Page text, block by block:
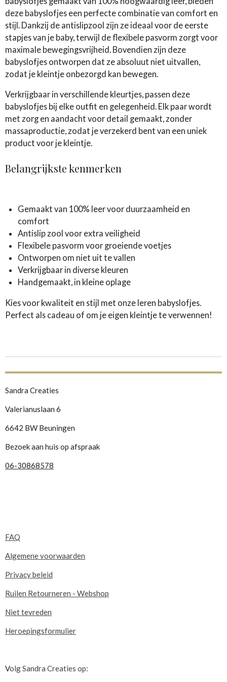
deze babyslofjes een perfecte combinatie van comfort en
stijl. Dankzij de antislipzool zijn ze ideaal voor de eerste
stapjes van je baby, terwijl de flexibele pasvorm zorgt voor
maximale bewegingsvrijheid. Bovendien zijn deze
babyslofjes ontworpen dat ze absoluut niet uitvallen,
zodat je kleintje onbezorgd kan bewegen.
Verkrijgbaar in verschillende kleurtjes, passen deze
babyslofjes bij elke outfit en gelegenheid. Elk paar wordt
met zorg en aandacht voor detail gemaakt, zonder
massaproductie, zodat je verzekerd bent van een uniek
product voor je kleintje.
Belangrijkste kenmerken
Gemaakt van 100% leer voor duurzaamheid en
comfort
Antislip zool voor extra veiligheid
Flexibele pasvorm voor groeiende voetjes
Ontworpen om niet uit te vallen
Verkrijgbaar in diverse kleuren
Handgemaakt, in kleine oplage
Kies voor kwaliteit en stijl met onze leren babyslofjes.
Perfect als cadeau of om je eigen kleintje te verwennen!
Sandra Creaties
Valerianuslaan 6
6642 BW Beuningen
Bezoek aan huis op afspraak
06-30868578
FAQ
Algemene voorwaarden
Privacy beleid
Ruilen Retourneren - Webshop
Niet tevreden
Heroepingsformulier
Volg Sandra Creaties op: